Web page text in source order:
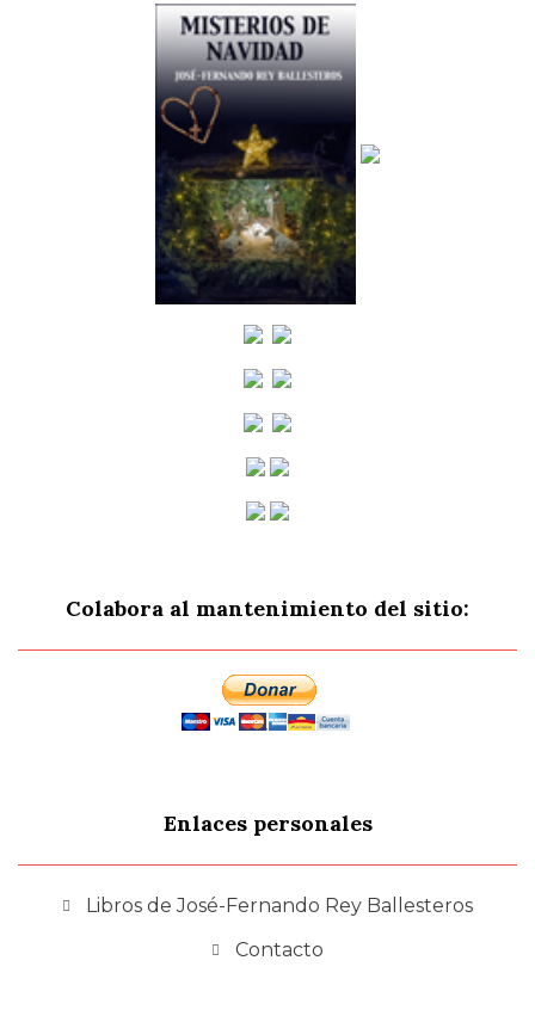
Colabora al mantenimiento del sitio:
Enlaces personales
Libros de José-Fernando Rey Ballesteros
Contacto